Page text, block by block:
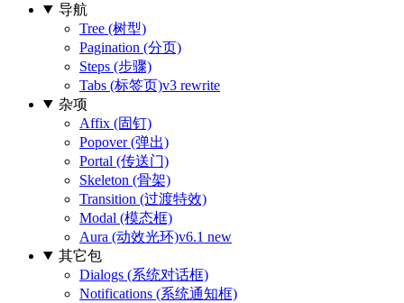
导航
Tree (树型)
Pagination (分页)
Steps (步骤)
Tabs (标签页)v3 rewrite
杂项
Affix (固钉)
Popover (弹出)
Portal (传送门)
Skeleton (骨架)
Transition (过渡特效)
Modal (模态框)
Aura (动效光环)v6.1 new
其它包
Dialogs (系统对话框)
Notifications (系统通知框)